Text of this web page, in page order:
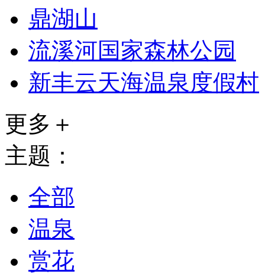
鼎湖山
流溪河国家森林公园
新丰云天海温泉度假村
更多＋
主题：
全部
温泉
赏花